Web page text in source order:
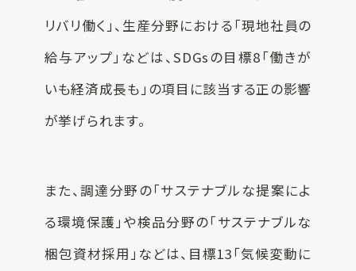
リバリ働く」、生産分野における「現地社員の
給与アップ」などは、SDGsの目標8「働きが
いも経済成長も」の項目に該当する正の影響
が挙げられます。
また、調達分野の「サステナブルな提案によ
る環境保護」や検品分野の「サステナブルな
梱包資材採用」などは、目標13「気候変動に